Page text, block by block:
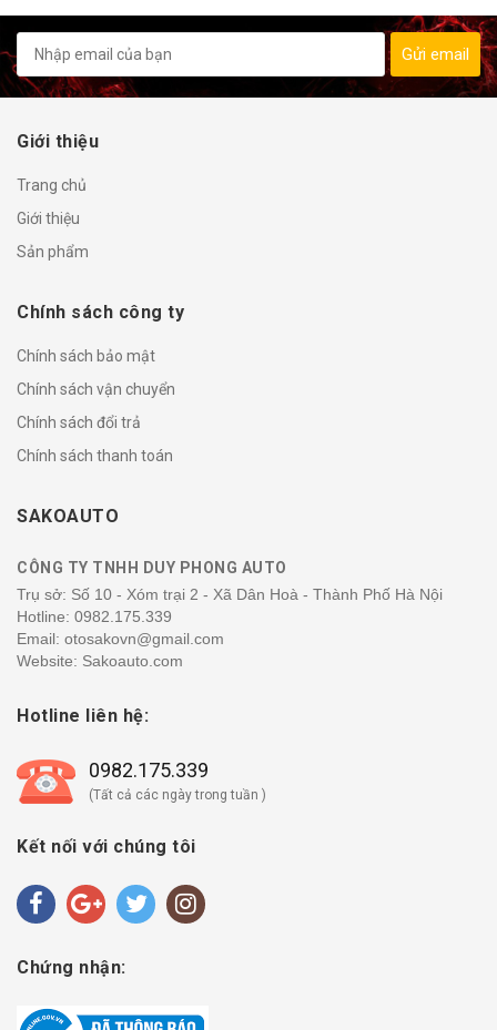
Gửi email
Giới thiệu
Trang chủ
Giới thiệu
Sản phẩm
Chính sách công ty
Chính sách bảo mật
Chính sách vận chuyển
Chính sách đổi trả
Chính sách thanh toán
SAKOAUTO
CÔNG TY TNHH DUY PHONG AUTO
Trụ sở: Số 10 - Xóm trại 2 - Xã Dân Hoà - Thành Phố Hà Nội
Hotline: 0982.175.339
Email: otosakovn@gmail.com
Website: Sakoauto.com
Hotline liên hệ:
0982.175.339
(Tất cả các ngày trong tuần )
Kết nối với chúng tôi
Chứng nhận: